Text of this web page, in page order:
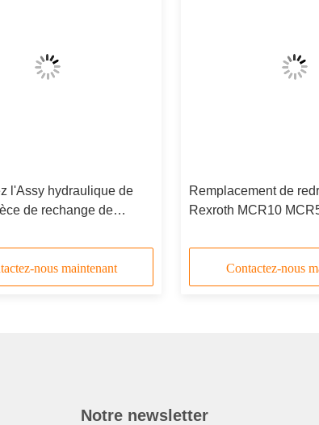
l'Assy hydraulique de
de rechange de
Rotory
nous maintenant
Remplacement de
Rexroth MCR10
moteur d'entraînement
Contactez-nous
Notre newsletter